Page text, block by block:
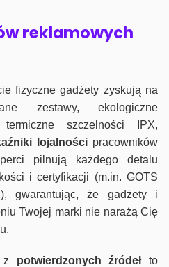
reklamowych
fizyczne gadżety zyskują na
zestawy, ekologiczne
szczelności IPX,
lojalnościpracowników
pilnują każdego detalu
i certyfikacji (m.in. GOTS
gwarantując, że gadżety i
Twojej marki nie narażą Cię
z potwierdzonych źródełto